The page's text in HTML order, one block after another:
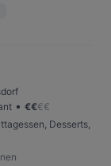
• €€€€
Desserts,